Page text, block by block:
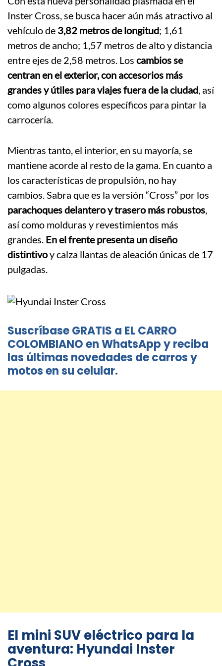
Inster Cross, se busca hacer aún más atractivo al
vehículo de 3,82 metros de longitud; 1,61
metros de ancho; 1,57 metros de alto y distancia
entre ejes de 2,58 metros. Los cambios se
centran en el exterior, con accesorios más
grandes y útiles para viajes fuera de la ciudad, así
como algunos colores específicos para pintar la
carrocería.
Mientras tanto, el interior, en su mayoría, se
mantiene acorde al resto de la gama. En cuanto a
los características de propulsión, no hay
cambios. Sabra que es la versión “Cross” por los
parachoques delantero y trasero más robustos,
así como molduras y revestimientos más
grandes. En el frente presenta un diseño
distintivoy calza llantas de aleación únicas de 17
pulgadas.
Suscríbase GRATIS a EL CARRO
COLOMBIANO en WhatsApp y reciba
las últimas novedades de carros y
motos en su celular.
El mini SUV eléctrico para la
aventura: Hyundai Inster